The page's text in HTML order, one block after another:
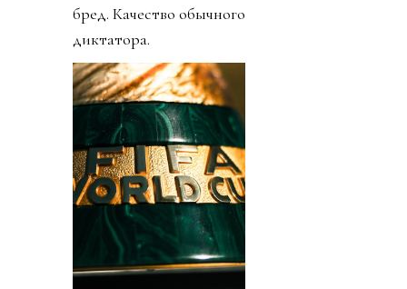
бред. Качество обычного
диктатора.